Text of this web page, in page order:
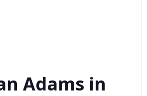
Adams in